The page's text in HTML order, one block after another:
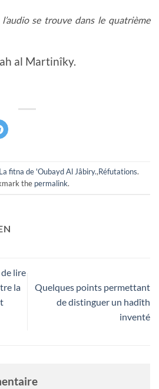
se trouve dans le quatrième
al Martinîky.
La fitna de 'Oubayd Al Jâbiry.,Réfutations.
the permalink.
lire
la
Quelques points permettant
de distinguer un hadîth
inventé